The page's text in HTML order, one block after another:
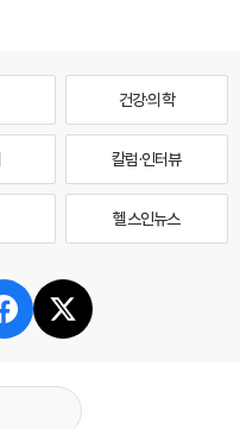
건강·의학
칼럼·인터뷰
헬스인뉴스